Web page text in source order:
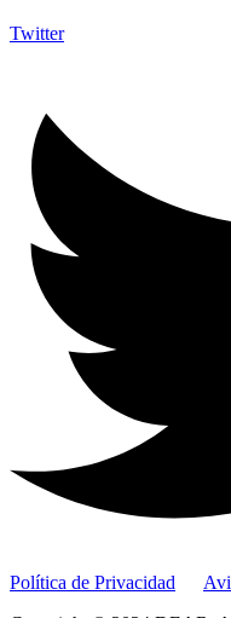
Twitter
Política de Privacidad